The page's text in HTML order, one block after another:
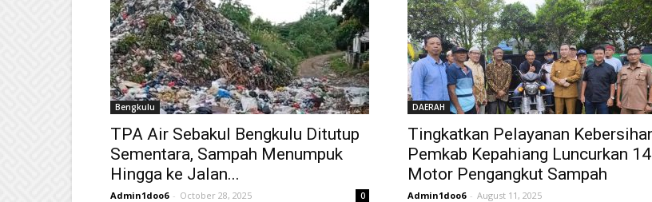
Bengkulu
TPA Air Sebakul Bengkulu Ditutup
Sementara, Sampah Menumpuk
Hingga ke Jalan...
Admin1doo6 - October 28, 2025 0
DAERAH
Tingkatkan Pelayanan
Pemkab Kepahiang Luncurkan 14
Motor Pengangkut Sampah
Admin1doo6 - August 11, 2025